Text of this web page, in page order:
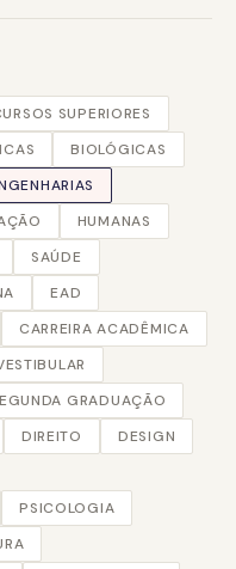
SUPERIORES
BIOLÓGICAS
HUMANAS
SAÚDE
EAD
CARREIRA ACADÊMICA
GRADUAÇÃO
DIREITO
DESIGN
PSICOLOGIA